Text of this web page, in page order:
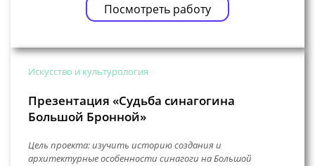
Посмотреть работу
Искусство и культурология
Презентация «Судьба синагогина
Большой Бронной»
Цель проекта: изучить историю создания и
архитектурные особенности синагоги на Большой